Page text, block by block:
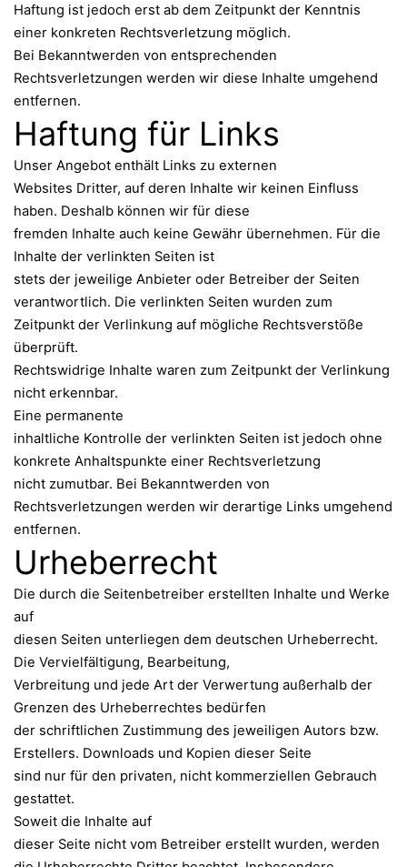
Haftung ist jedoch erst ab dem Zeitpunkt der Kenntnis
einer konkreten Rechtsverletzung möglich.
Bei Bekanntwerden von entsprechenden
Rechtsverletzungen werden wir diese Inhalte umgehend
entfernen.
Haftung für Links
Unser Angebot enthält Links zu externen
Websites Dritter, auf deren Inhalte wir keinen Einfluss
haben. Deshalb können wir für diese
fremden Inhalte auch keine Gewähr übernehmen. Für die
Inhalte der verlinkten Seiten ist
stets der jeweilige Anbieter oder Betreiber der Seiten
verantwortlich. Die verlinkten Seiten wurden zum
Zeitpunkt der Verlinkung auf mögliche Rechtsverstöße
überprüft.
Rechtswidrige Inhalte waren zum Zeitpunkt der Verlinkung
nicht erkennbar.
Eine permanente
inhaltliche Kontrolle der verlinkten Seiten ist jedoch ohne
konkrete Anhaltspunkte einer Rechtsverletzung
nicht zumutbar. Bei Bekanntwerden von
Rechtsverletzungen werden wir derartige Links umgehend
entfernen.
Urheberrecht
Die durch die Seitenbetreiber erstellten Inhalte und Werke
auf
diesen Seiten unterliegen dem deutschen Urheberrecht.
Die Vervielfältigung, Bearbeitung,
Verbreitung und jede Art der Verwertung außerhalb der
Grenzen des Urheberrechtes bedürfen
der schriftlichen Zustimmung des jeweiligen Autors bzw.
Erstellers. Downloads und Kopien dieser Seite
sind nur für den privaten, nicht kommerziellen Gebrauch
gestattet.
Soweit die Inhalte auf
dieser Seite nicht vom Betreiber erstellt wurden, werden